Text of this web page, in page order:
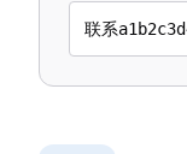
联系